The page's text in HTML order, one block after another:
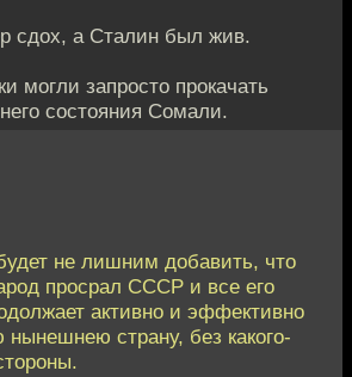
сдох, а Сталин был жив.
могли запросто прокачать
состояния Сомали.
не лишним добавить, что
просрал СССР и все его
активно и эффективно
нынешнею страну, без какого-